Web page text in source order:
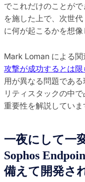
でこれだけのことが
を施した上で、次世
に何が起こるかを想像
Mark Loman による関
攻撃が成功するとは
用が異なる問題であ
リティスタックの中
重要性を解説していま
一夜にして一
Sophos
備えて開発さ